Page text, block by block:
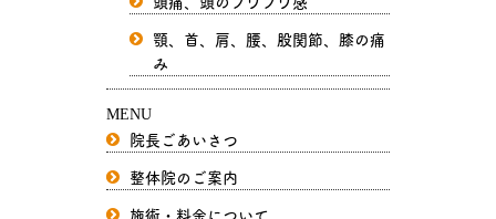
顎、首、肩、腰、股関節、膝の痛
み
MENU
院長ごあいさつ
整体院のご案内
施術・料金について